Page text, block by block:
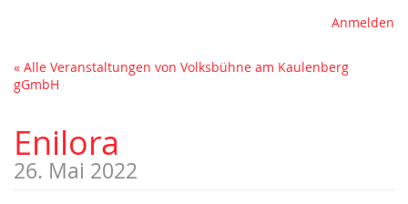
Anmelden
« Alle Veranstaltungen von Volksbühne am Kaulenberg
gGmbH
Enilora
26. Mai 2022